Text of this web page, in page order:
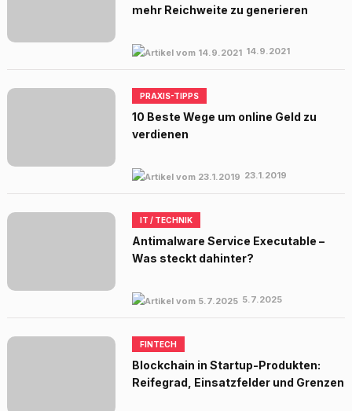
mehr Reichweite zu generieren
14.9.2021
PRAXIS-TIPPS
10 Beste Wege um online Geld zu
verdienen
23.1.2019
IT / TECHNIK
Antimalware Service Executable –
Was steckt dahinter?
5.7.2025
FINTECH
Blockchain in Startup-Produkten:
Reifegrad, Einsatzfelder und Grenzen